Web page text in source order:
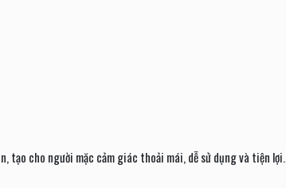
tạo cho người mặc cảm giác thoải mái, dễ sử dụng và tiện lợi.